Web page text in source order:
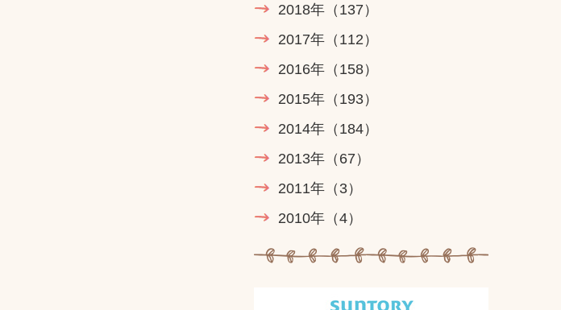
2018年 （137）
2017年 （112）
2016年 （158）
2015年 （193）
2014年 （184）
2013年 （67）
2011年 （3）
2010年 （4）